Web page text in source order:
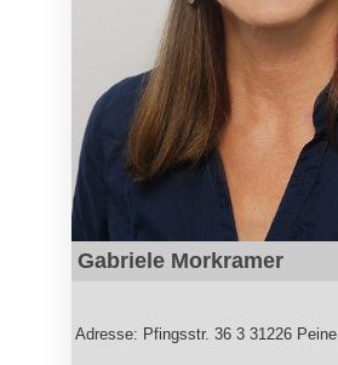
Gabriele Morkramer
Adresse: Pfingsstr. 36 3 31226 Peine